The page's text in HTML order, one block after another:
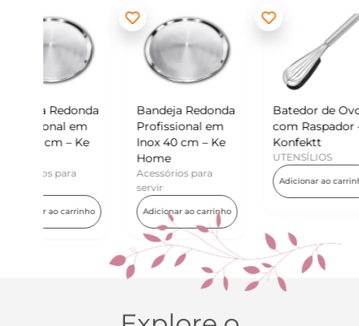
Bandeja Redonda
Profissional em
Inox 40 cm – Ke
Acessórios para
Adicionar ao carrinho
Batedor de Ovos
com Raspador –
Konfektt
Adicionar ao carrinho